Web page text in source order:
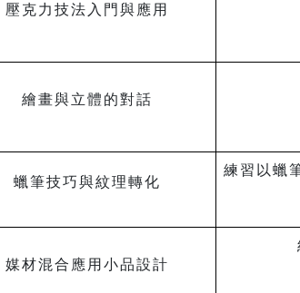
壓克力技法入門與應用
繪畫與立體的對話
蠟筆技巧與紋理轉化
練習以蠟
媒材混合應用小品設計